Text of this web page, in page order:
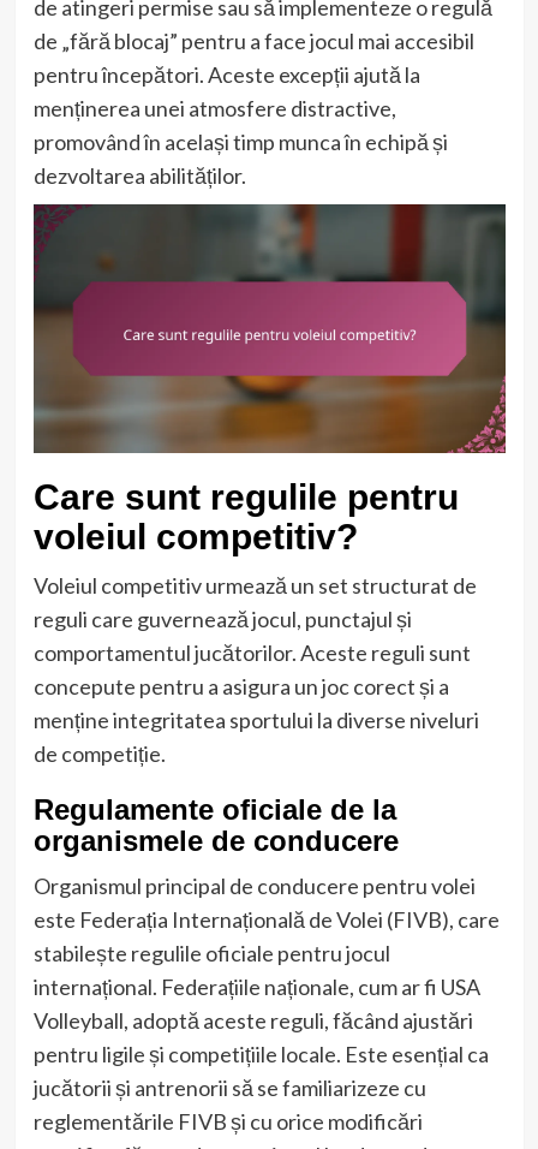
de atingeri permise sau să implementeze o regulă
de „fără blocaj” pentru a face jocul mai accesibil
pentru începători. Aceste excepții ajută la
menținerea unei atmosfere distractive,
promovând în același timp munca în echipă și
dezvoltarea abilităților.
Care sunt regulile pentru
voleiul competitiv?
Voleiul competitiv urmează un set structurat de
reguli care guvernează jocul, punctajul și
comportamentul jucătorilor. Aceste reguli sunt
concepute pentru a asigura un joc corect și a
menține integritatea sportului la diverse niveluri
de competiție.
Regulamente oficiale de la
organismele de conducere
Organismul principal de conducere pentru volei
este Federația Internațională de Volei (FIVB), care
stabilește regulile oficiale pentru jocul
internațional. Federațiile naționale, cum ar fi USA
Volleyball, adoptă aceste reguli, făcând ajustări
pentru ligile și competițiile locale. Este esențial ca
jucătorii și antrenorii să se familiarizeze cu
reglementările FIVB și cu orice modificări